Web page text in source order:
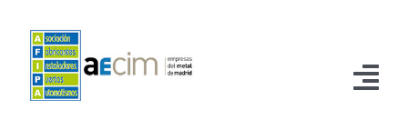
contenido